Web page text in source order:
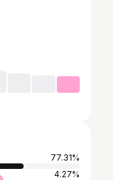
77.31%
4.27%